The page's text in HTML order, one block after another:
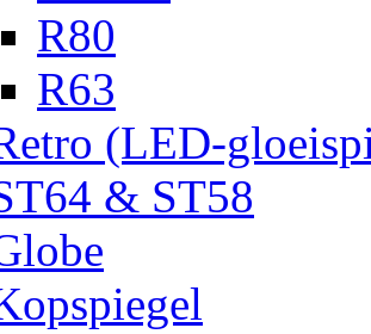
R80
R63
(LED-
& ST58